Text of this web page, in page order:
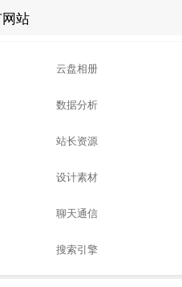
站
云盘相册
数据分析
站长资源
设计素材
聊天通信
搜索引擎